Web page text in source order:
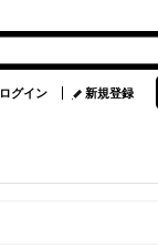
ログイン 新規登録